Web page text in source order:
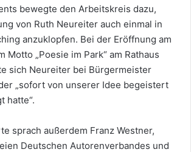
bewegte den Arbeitskreis dazu,
von Ruth Neureiter auch einmal in
anzuklopfen. Bei der Eröffnung am
Motto „Poesie im Park“ am Rathaus
sich Neureiter bei Bürgermeister
„sofort von unserer Idee begeistert
hatte“.
sprach außerdem Franz Westner,
Deutschen Autorenverbandes und